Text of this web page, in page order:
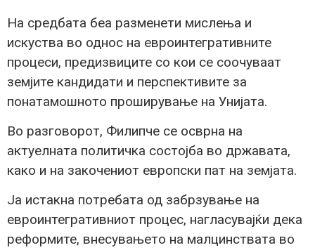
На средбата беа разменети мислења и
искуства во однос на евроинтегративните
процеси, предизвиците со кои се соочуваат
земјите кандидати и перспективите за
понатамошното проширување на Унијата.
Во разговорот, Филипче се осврна на
актуелната политичка состојба во државата,
како и на закочениот европски пат на земјата.
Ја истакна потребата од забрзување на
евроинтегративниот процес, нагласувајќи дека
реформите, внесувањето на малцинствата во